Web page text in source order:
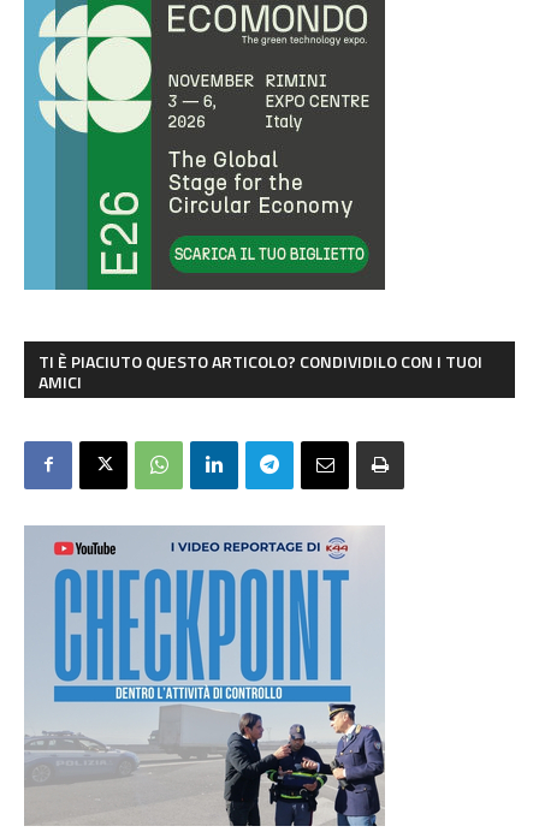
TI È PIACIUTO QUESTO ARTICOLO? CONDIVIDILO CON I TUOI
AMICI